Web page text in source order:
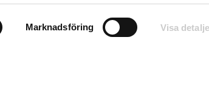
Marknadsföring Visa